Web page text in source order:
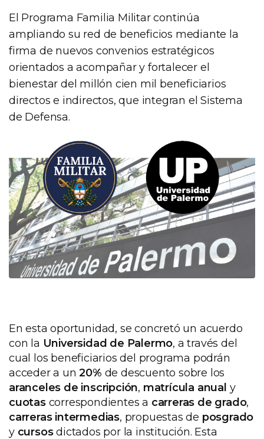
El Programa Familia Militar continúa
ampliando su red de beneficios mediante la
firma de nuevos convenios estratégicos
orientados a acompañar y fortalecer el
bienestar del millón cien mil beneficiarios
directos e indirectos, que integran el Sistema
de Defensa.
En esta oportunidad, se concretó un acuerdo
con la Universidad de Palermo, a través del
cual los beneficiarios del programa podrán
acceder a un20% de descuento sobre los
aranceles de inscripción, matrícula anual y
cuotascorrespondientes a carreras de grado,
carreras intermedias, propuestas de posgrado
y cursosdictados por la institución. Esta